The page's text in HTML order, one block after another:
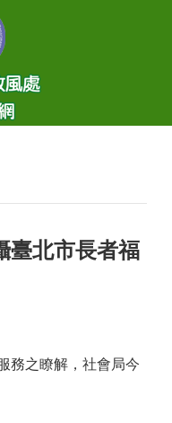
臺北市長者福
務之瞭解，社會局今